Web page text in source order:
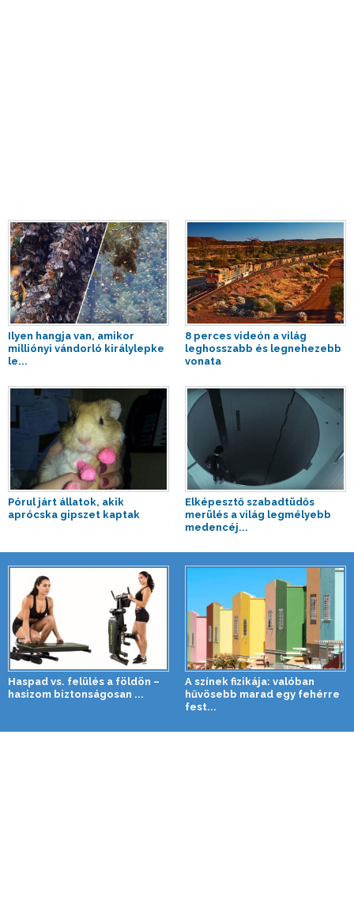
Ilyen hangja van, amikor
milliónyi vándorló királylepke
le...
8 perces videón a világ
leghosszabb és legnehezebb
vonata
Pórul járt állatok, akik
aprócska gipszet kaptak
Elképesztő szabadtüdős
merülés a világ legmélyebb
medencéj...
Haspad vs. felülés a földön –
hasizom biztonságosan ...
A színek fizikája: valóban
hűvösebb marad egy fehérre
fest...